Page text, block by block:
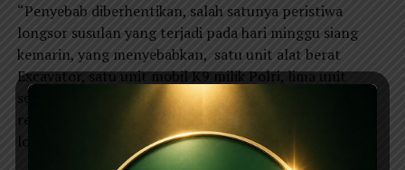
“Penyebab diberhentikan, salah satunya peristiwa
longsor susulan yang terjadi pada hari minggu siang
kemarin, yang menyebabkan, satu unit alat berat
Excavator, satu unit mobil K9 milik Polri, lima unit
sepeda motor, satu unit minibus jenis panther milik
relawan dan dua rumah milik warga tertimbun tanah
longsor,”paparnya.